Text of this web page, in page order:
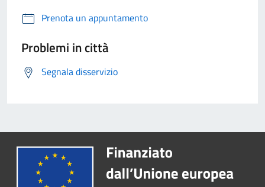
Prenota un appuntamento
Problemi in città
Segnala disservizio